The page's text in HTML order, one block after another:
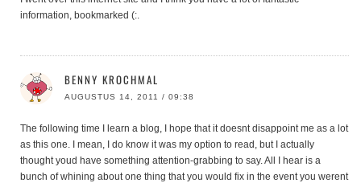
information, bookmarked (:.
BENNY KROCHMAL
AUGUSTUS 14, 2011 / 09:38
The following time I learn a blog, I hope that it doesnt disappoint me as a lot
as this one. I mean, I do know it was my option to read, but I actually
thought youd have something attention-grabbing to say. All I hear is a
bunch of whining about one thing that you would fix in the event you werent